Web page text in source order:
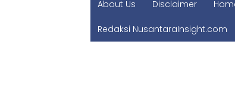
About Us Disclaimer
Redaksi NusantaraInsight.com